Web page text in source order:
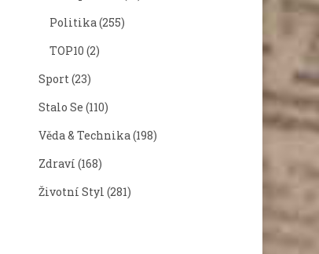
Politika(255)
TOP10 (2)
Sport(23)
Stalo Se (110)
Věda & Technika(198)
Zdraví (168)
Životní Styl (281)